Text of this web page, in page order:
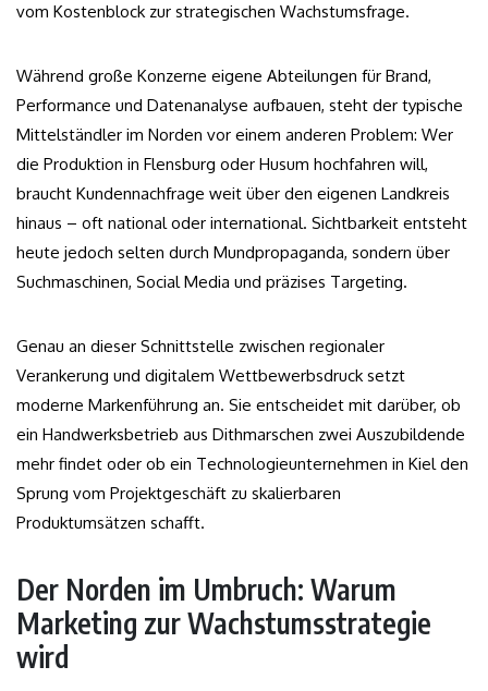
vom Kostenblock zur strategischen Wachstumsfrage.
Während große Konzerne eigene Abteilungen für Brand,
Performance und Datenanalyse aufbauen, steht der typische
Mittelständler im Norden vor einem anderen Problem: Wer
die Produktion in Flensburg oder Husum hochfahren will,
braucht Kundennachfrage weit über den eigenen Landkreis
hinaus – oft national oder international. Sichtbarkeit entsteht
heute jedoch selten durch Mundpropaganda, sondern über
Suchmaschinen, Social Media und präzises Targeting.
Genau an dieser Schnittstelle zwischen regionaler
Verankerung und digitalem Wettbewerbsdruck setzt
moderne Markenführung an. Sie entscheidet mit darüber, ob
ein Handwerksbetrieb aus Dithmarschen zwei Auszubildende
mehr findet oder ob ein Technologieunternehmen in Kiel den
Sprung vom Projektgeschäft zu skalierbaren
Produktumsätzen schafft.
Der Norden im Umbruch: Warum
Marketing zur Wachstumsstrategie
wird